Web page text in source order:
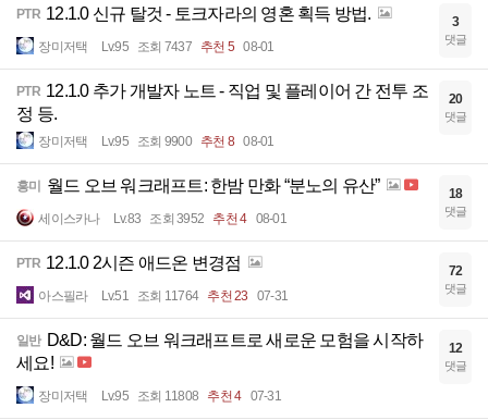
PTR 12.1.0 신규 탈것 - 토크자라의 영혼 획득 방법.
장미저택 Lv.95 조회 7437 추천 5 08-01
3
댓글
PTR 12.1.0 추가 개발자 노트 - 직업 및 플레이어 간 전투 조
정 등.
장미저택 Lv.95 조회 9900 추천 8 08-01
20
댓글
흥미 월드 오브 워크래프트: 한밤 만화 “분노의 유산”
세이스카나 Lv.83 조회 3952 추천 4 08-01
18
댓글
PTR 12.1.0 2시즌 애드온 변경점
아스필라 Lv.51 조회 11764 추천 23 07-31
72
댓글
일반 D&D: 월드 오브 워크래프트로 새로운 모험을 시작하
세요!
장미저택 Lv.95 조회 11808 추천 4 07-31
12
댓글